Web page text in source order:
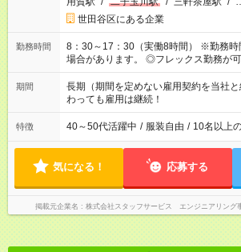
世田谷区にある企業
勤務時間
8：30～17：30（実働8時間） ※勤務時
場合があります。 ◎フレックス勤務が可能な就業先もありま
す。 ◎今よりもさらに働きやすい環境
改革に全社をあげて取り組んでいます。
期間
長期（期間を定めない雇用契約を当社
わっても雇用は継続！
特徴 40～50代活躍中 / 服装自由 / 10名以上
気になる！ 応募する
掲載元企業名 株式会社スタッフサービス エンジニアリング